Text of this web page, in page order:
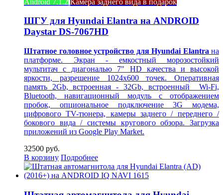
ШГУ для Hyundai Elantra на ANDROID
Daystar DS-7067HD
Штатное головное устройство для Hyundai Elantra на
платформе. Экран - емкостный морозостойкий
мультитач с диагональю 7" HD качества и высокой
яркости, разрешение 1024х600 точек. Оперативная
память 2Gb, встроенная - 32Gb, встроенный Wi-Fi,
Bluetooth, навигационный модуль с отображением
пробок, опциональное подключение 3G модема,
цифрового TV-тюнера, камеры заднего / переднего /
бокового вида / системы кругового обзора. Загрузка
приложений из Google Play Market.
32500 руб.
В корзину Подробнее